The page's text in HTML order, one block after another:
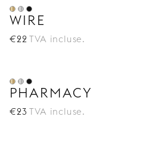
WIRE
€22 TVA incluse.
PHARMACY
€23 TVA incluse.